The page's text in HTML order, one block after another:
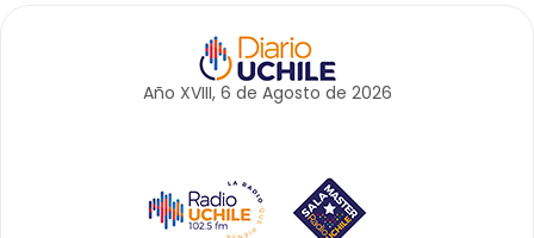
Año XVIII, 6 de Agosto de 2026